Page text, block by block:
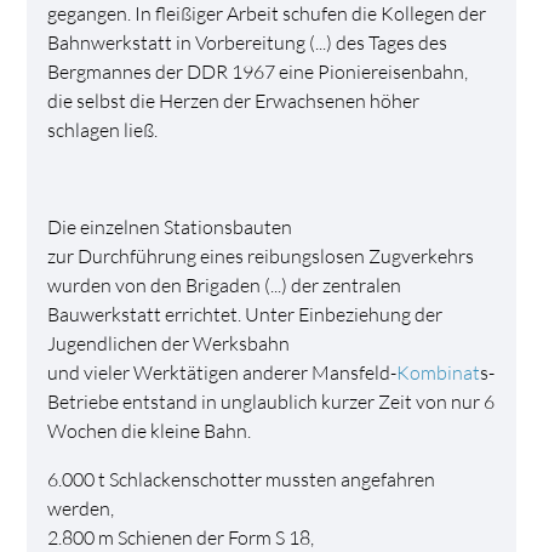
gegangen. In fleißiger Arbeit schufen die Kollegen der
Bahnwerkstatt in Vorbereitung (...) des Tages des
Bergmannes der DDR 1967 eine Pioniereisenbahn,
die selbst die Herzen der Erwachsenen höher
schlagen ließ.
Die einzelnen Stationsbauten
zur Durchführung eines reibungslosen Zugverkehrs
wurden von den Brigaden (...) der zentralen
Bauwerkstatt errichtet. Unter Einbeziehung der
Jugendlichen der Werksbahn
und vieler Werktätigen anderer Mansfeld-Kombinats-
Betriebe entstand in unglaublich kurzer Zeit von nur 6
Wochen die kleine Bahn.
6.000 t Schlackenschotter mussten angefahren
werden,
2.800 m Schienen der Form S 18,